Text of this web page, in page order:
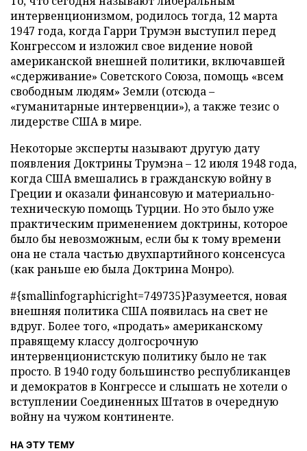
интервенционизмом, родилось тогда, 12 марта
1947 года, когда Гарри Трумэн выступил перед
Конгрессом и изложил свое видение новой
американской внешней политики, включавшей
«сдерживание» Советского Союза, помощь «всем
свободным людям» Земли (отсюда –
«гуманитарные интервенции»), а также тезис о
лидерстве США в мире.
Некоторые эксперты называют другую дату
появления Доктрины Трумэна – 12 июля 1948 года,
когда США вмешались в гражданскую войну в
Греции и оказали финансовую и материально-
техническую помощь Турции. Но это было уже
практическим применением доктрины, которое
было бы невозможным, если бы к тому времени
она не стала частью двухпартийного консенсуса
(как раньше ею была Доктрина Монро).
#{smallinfographicright=749735}Разумеется, новая
внешняя политика США появилась на свет не
вдруг. Более того, «продать» американскому
правящему классу долгосрочную
интервенционистскую политику было не так
просто. В 1940 году большинство республиканцев
и демократов в Конгрессе и слышать не хотели о
вступлении Соединенных Штатов в очередную
войну на чужом континенте.
НА ЭТУ ТЕМУ